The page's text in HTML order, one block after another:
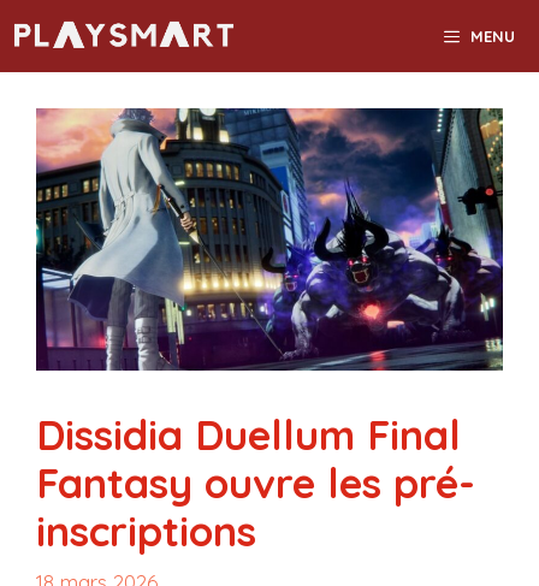
au
contenu
MENU
Dissidia Duellum Final
Fantasy ouvre les pré-
inscriptions